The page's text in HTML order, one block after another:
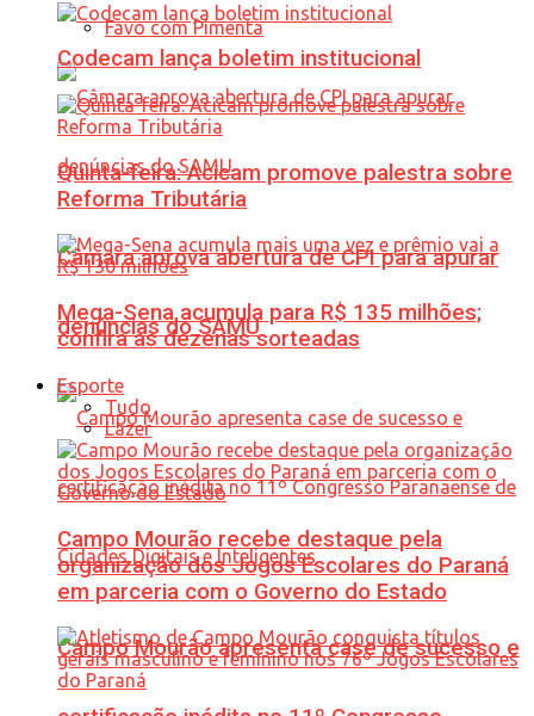
Favo com Pimenta
Câmara aprova abertura de CPI para apurar
denúncias do SAMU
Campo Mourão apresenta case de sucesso e
Codecam lança boletim institucional
Quinta-feira: Acicam promove palestra sobre
Reforma Tributária
Mega-Sena acumula para R$ 135 milhões;
confira as dezenas sorteadas
Esporte
Tudo
Lazer
Campo Mourão recebe destaque pela
organização dos Jogos Escolares do Paraná
em parceria com o Governo do Estado